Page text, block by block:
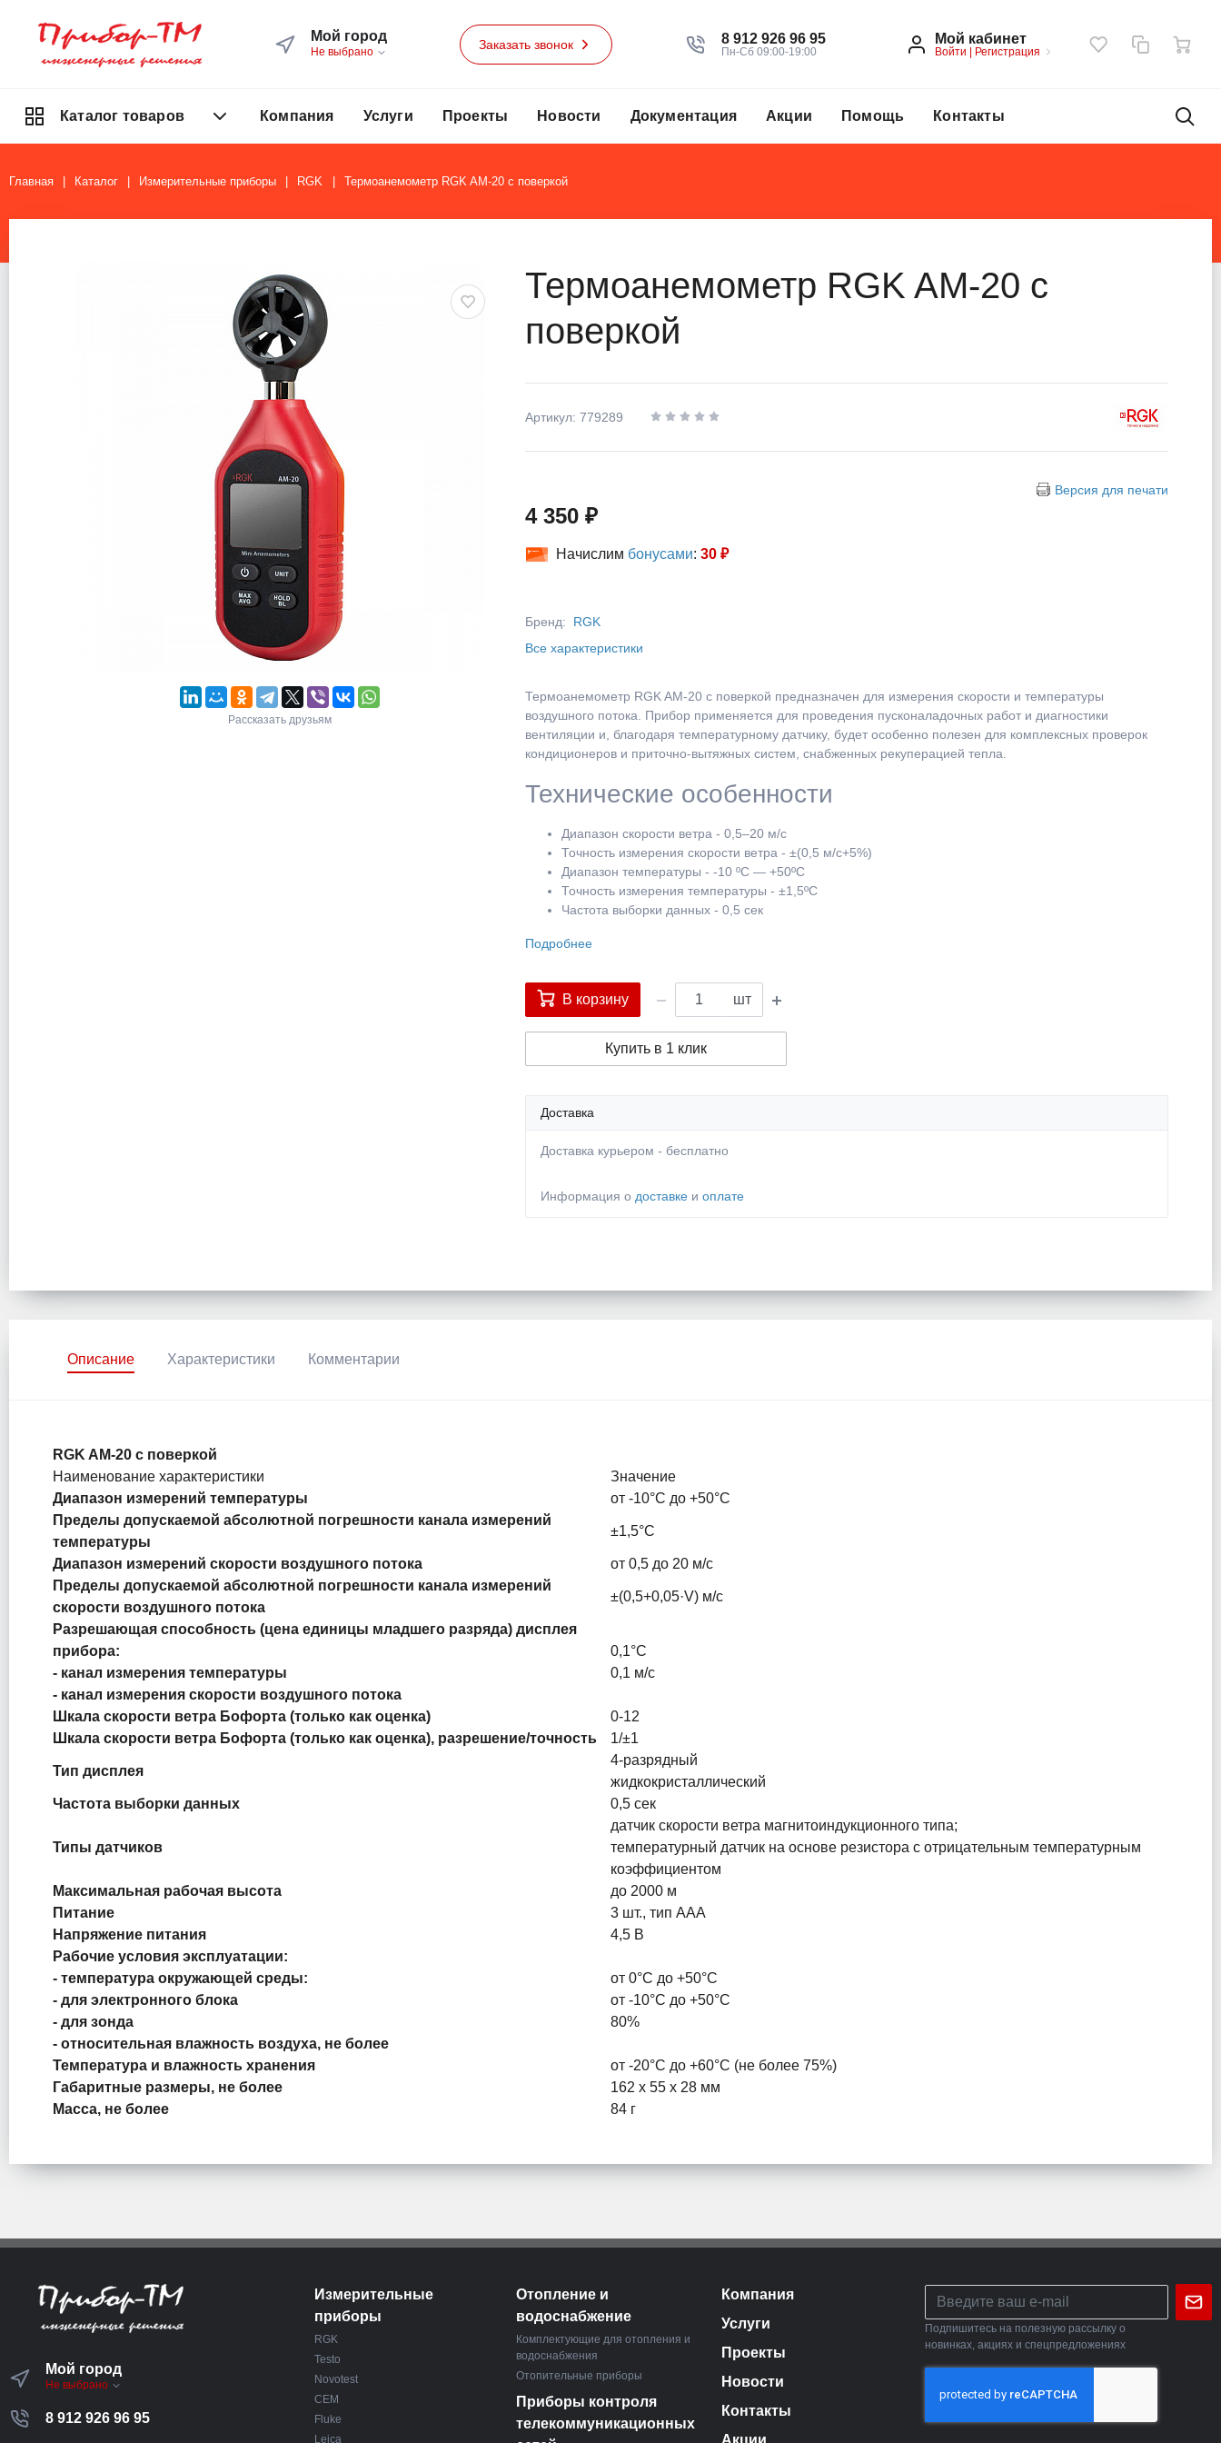
Мой город
Не выбрано
Заказать звонок 8 912 926 96 95
Пн-Сб 09:00-19:00
Мой кабинет
Войти | Регистрация
Каталог товаров Компания Услуги Проекты Новости Документация Акции Помощь Контакты
Главная Каталог Измерительные приборы RGK Термоанемометр RGK AM-20 с поверкой
Рассказать друзьям
Термоанемометр RGK AM-20 с
поверкой
Артикул: 779289
Версия для печати
4 350 ₽
Начислим бонусами: 30 ₽
Бренд:
RGK
Все характеристики
Термоанемометр RGK AM-20 с поверкой предназначен для измерения скорости и температуры
воздушного потока. Прибор применяется для проведения пусконаладочных работ и диагностики
вентиляции и, благодаря температурному датчику, будет особенно полезен для комплексных проверок
кондиционеров и приточно-вытяжных систем, снабженных рекуперацией тепла.
Технические особенности
Диапазон скорости ветра - 0,5–20 м/с
Точность измерения скорости ветра - ±(0,5 м/с+5%)
Диапазон температуры - -10 ºС — +50ºС
Точность измерения температуры - ±1,5ºС
Частота выборки данных - 0,5 сек
Подробнее
В корзину шт
Купить в 1 клик
Доставка
Доставка курьером - бесплатно
Информация о доставке и оплате
Описание Характеристики Комментарии
RGK AM-20 с поверкой
Наименование характеристики
Значение
Диапазон измерений температуры
от -10°С до +50°С
Пределы допускаемой абсолютной погрешности канала измерений
температуры
±1,5°С
Диапазон измерений скорости воздушного потока
от 0,5 до 20 м/с
Пределы допускаемой абсолютной погрешности канала измерений
скорости воздушного потока
±(0,5+0,05·V) м/с
Разрешающая способность (цена единицы младшего разряда) дисплея
прибора:
- канал измерения температуры
- канал измерения скорости воздушного потока
0,1°С
0,1 м/с
Шкала скорости ветра Бофорта (только как оценка)
0-12
Шкала скорости ветра Бофорта (только как оценка), разрешение/точность
1/±1
Тип дисплея
4-разрядный
жидкокристаллический
Частота выборки данных
0,5 сек
Типы датчиков
датчик скорости ветра магнитоиндукционного типа;
температурный датчик на основе резистора с отрицательным температурным
коэффициентом
Максимальная рабочая высота
до 2000 м
Питание
3 шт., тип ААА
Напряжение питания
4,5 В
Рабочие условия эксплуатации:
- температура окружающей среды:
- для электронного блока
- для зонда
- относительная влажность воздуха, не более
от 0°С до +50°С
от -10°С до +50°С
80%
Температура и влажность хранения
от -20°С до +60°С (не более 75%)
Габаритные размеры, не более
162 x 55 x 28 мм
Масса, не более
84 г
Мой город
Не выбрано
8 912 926 96 95
Измерительные
приборы
RGK
Testo
Novotest
CEM
Fluke
Leica
Отопление и
водоснабжение
Комплектующие для отопления и
водоснабжения
Отопительные приборы
Приборы контроля
телекоммуникационных
Компания
Услуги
Проекты
Новости
Контакты
Подпишитесь на полезную рассылку о
новинках, акциях и спецпредложениях